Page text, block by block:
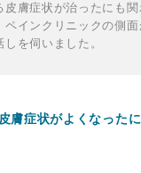
皮膚症状が治ったにも
ペインクリニックの側
を伺いました。
膚症状がよくなった